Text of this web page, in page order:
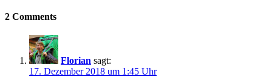
2 Comments
Florian sagt:
17. Dezember 2018 um 1:45 Uhr